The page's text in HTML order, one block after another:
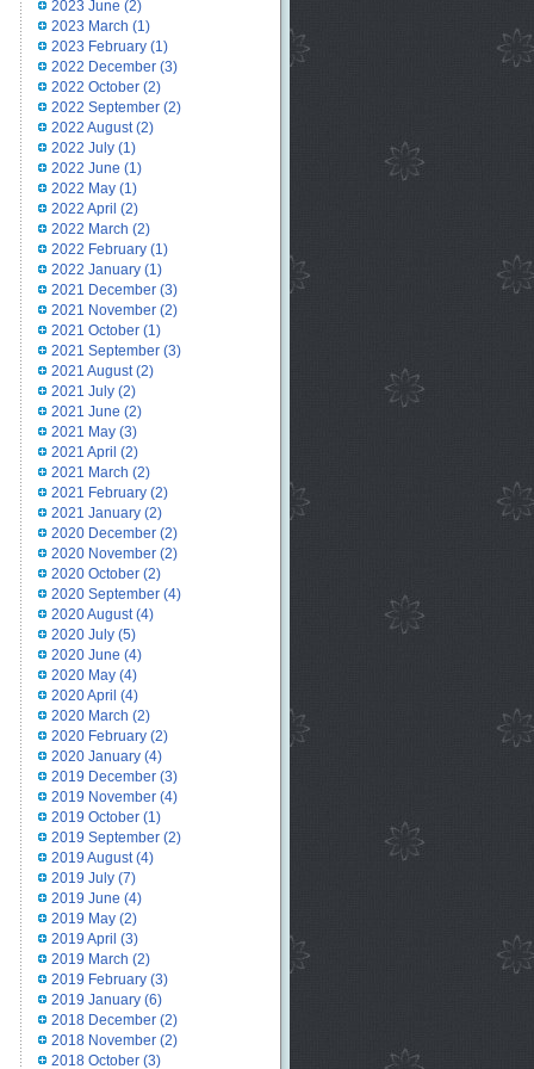
2023 June (2)
2023 March (1)
2023 February(1)
2022 December(3)
2022 October(2)
2022 September(2)
2022 August(2)
2022 July(1)
2022 June (1)
2022 May(1)
2022 April (2)
2022 March (2)
2022 February(1)
2022 January(1)
2021 December(3)
2021 November(2)
2021 October(1)
2021 September(3)
2021 August(2)
2021 July(2)
2021 June (2)
2021 May(3)
2021 April (2)
2021 March (2)
2021 February(2)
2021 January(2)
2020 December(2)
2020 November(2)
2020 October(2)
2020 September(4)
2020 August(4)
2020 July(5)
2020 June (4)
2020 May(4)
2020 April (4)
2020 March (2)
2020 February(2)
2020 January(4)
2019 December(3)
2019 November(4)
2019 October(1)
2019 September(2)
2019 August(4)
2019 July(7)
2019 June (4)
2019 May(2)
2019 April (3)
2019 March (2)
2019 February(3)
2019 January(6)
2018 December(2)
2018 November(2)
2018 October(3)